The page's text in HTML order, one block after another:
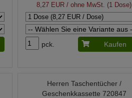
8,27 EUR / ohne MwSt. (1 Dose)
pck. Kaufen
Herren Taschentücher /
Geschenkkassette 720847